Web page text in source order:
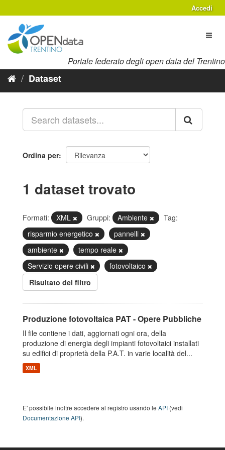
al
contenuto
Accedi
Portale federato degli open data del Trentino
Dataset
Ordina per
1 dataset trovato
Formati: XML Gruppi: Ambiente
Tag:
risparmio energetico
pannelli
ambiente
tempo reale
Servizio opere civili
fotovoltaico
Risultato del filtro
Produzione fotovoltaica PAT - Opere Pubbliche
Il file contiene i dati, aggiornati ogni ora, della
produzione di energia degli impianti fotovoltaici installati
su edifici di proprietà della P.A.T. in varie località del...
XML
E' possibile inoltre accedere al registro usando le API (vedi
Documentazione API).